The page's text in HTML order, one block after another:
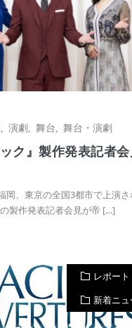
演劇 舞台 舞台・演劇
ク』製作発表記者会
岡、東京の全国3都市で上演さ
製作発表記者会見が帝 […]
レポート
新着ニュ